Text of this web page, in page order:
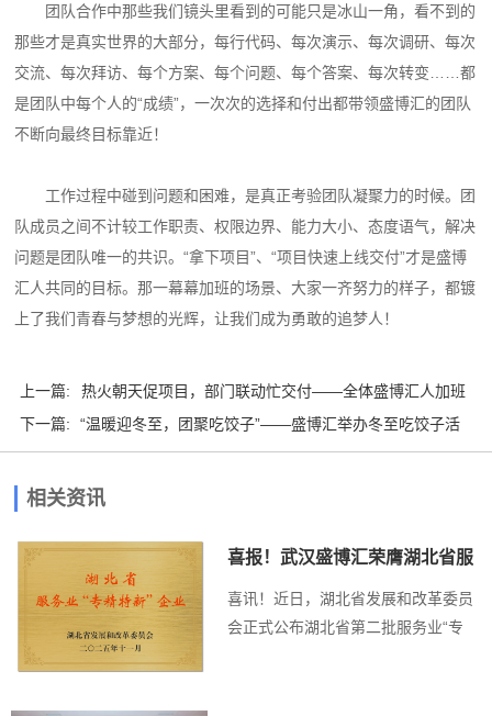
团队合作中那些我们镜头里看到的可能只是冰山一角，看不到的
那些才是真实世界的大部分，每行代码、每次演示、每次调研、每次
交流、每次拜访、每个方案、每个问题、每个答案、每次转变……都
是团队中每个人的“成绩”，一次次的选择和付出都带领盛博汇的团队
不断向最终目标靠近！
工作过程中碰到问题和困难，是真正考验团队凝聚力的时候。团
队成员之间不计较工作职责、权限边界、能力大小、态度语气，解决
问题是团队唯一的共识。“拿下项目”、“项目快速上线交付”才是盛博
汇人共同的目标。那一幕幕加班的场景、大家一齐努力的样子，都镀
上了我们青春与梦想的光辉，让我们成为勇敢的追梦人！
上一篇:
热火朝天促项目，部门联动忙交付——全体盛博汇人加班
护航，工作...
下一篇:
“温暖迎冬至，团聚吃饺子”——盛博汇举办冬至吃饺子活
动
相关资讯
喜报！武汉盛博汇荣膺湖北省服
务业“专精特...
喜讯！近日，湖北省发展和改革委员
会正式公布湖北省第二批服务业“专